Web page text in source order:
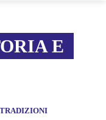
E
TRADIZIONI